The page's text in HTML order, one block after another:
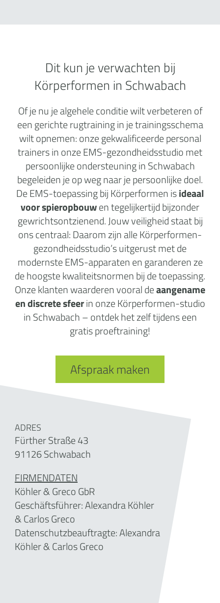
Dit kun je verwachten bij
Körperformen in Schwabach
Of je nu je algehele conditie wilt verbeteren of
een gerichte rugtraining in je trainingsschema
wilt opnemen: onze gekwalificeerde personal
trainers in onze EMS-gezondheidsstudio met
persoonlijke ondersteuning in Schwabach
begeleiden je op weg naar je persoonlijke doel.
De EMS-toepassing bij Körperformen isideaal
voor spieropbouwen tegelijkertijd bijzonder
gewrichtsontzienend. Jouw veiligheid staat bij
ons centraal: Daarom zijn alle Körperformen-
gezondheidsstudio’s uitgerust met de
modernste EMS-apparaten en garanderen ze
de hoogste kwaliteitsnormen bij de toepassing.
Onze klanten waarderen vooral deaangename
en discrete sfeerin onze Körperformen-studio
in Schwabach – ontdek het zelf tijdens een
gratis proeftraining!
Afspraak maken
ADRES
Fürther Straße 43
91126 Schwabach
FIRMENDATEN
Köhler & Greco GbR
Geschäftsführer: Alexandra Köhler
& Carlos Greco
Datenschutzbeauftragte: Alexandra
Köhler & Carlos Greco